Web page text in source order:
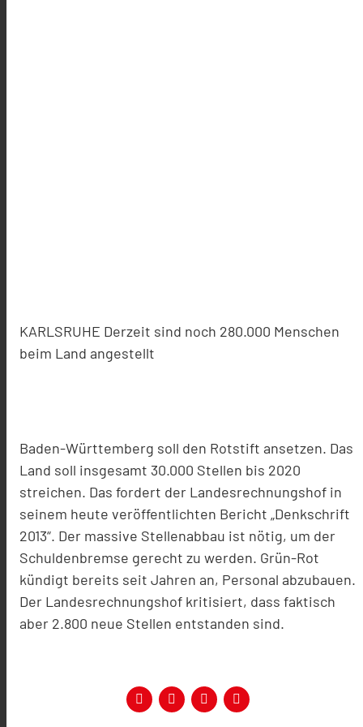
KARLSRUHE Derzeit sind noch 280.000 Menschen
beim Land angestellt
Baden-Württemberg soll den Rotstift ansetzen. Das
Land soll insgesamt 30.000 Stellen bis 2020
streichen. Das fordert der Landesrechnungshof in
seinem heute veröffentlichten Bericht „Denkschrift
2013“. Der massive Stellenabbau ist nötig, um der
Schuldenbremse gerecht zu werden. Grün-Rot
kündigt bereits seit Jahren an, Personal abzubauen.
Der Landesrechnungshof kritisiert, dass faktisch
aber 2.800 neue Stellen entstanden sind.